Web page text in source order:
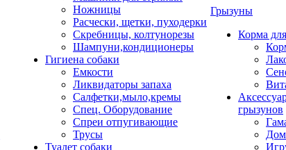
Ножницы
Расчески, щетки, пуходерки
Скребницы, колтунорезы
Шампуни,кондиционеры
Гигиена собаки
Емкости
Ликвидаторы запаха
Салфетки,мыло,кремы
Спец. Оборудование
Спреи отпугивающие
Трусы
Туалет собаки
Грызуны
Корма
грызунов